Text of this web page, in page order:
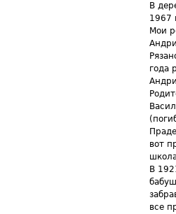
В
1967
Мои
года
вот
В
все